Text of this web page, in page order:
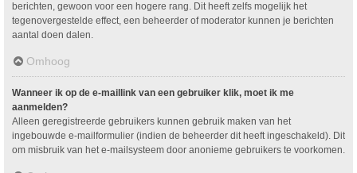
berichten, gewoon voor een hogere rang. Dit heeft zelfs mogelijk het
tegenovergestelde effect, een beheerder of moderator kunnen je berichten
aantal doen dalen.
Omhoog
Wanneer ik op de e-maillink van een gebruiker klik, moet ik me
aanmelden?
Alleen geregistreerde gebruikers kunnen gebruik maken van het
ingebouwde e-mailformulier (indien de beheerder dit heeft ingeschakeld). Dit
om misbruik van het e-mailsysteem door anonieme gebruikers te voorkomen.